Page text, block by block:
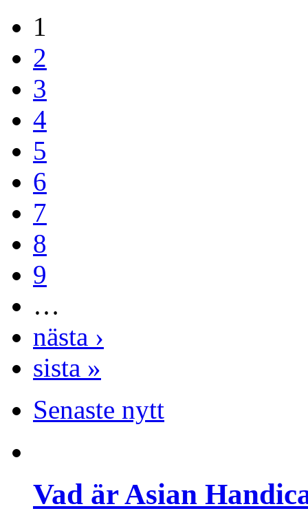
1
2
3
4
5
6
7
8
9
…
nästa ›
sista »
Senaste nytt
Vad är Asian